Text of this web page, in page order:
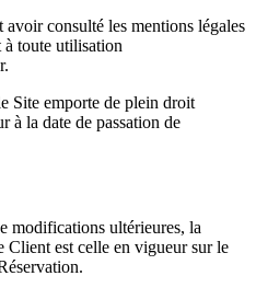
consulté les mentions légales
à toute utilisation
Site emporte de plein droit
à la date de passation de
modifications ultérieures, la
Client est celle en vigueur sur le